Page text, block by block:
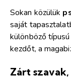
Sokan közülük
saját
különböző
kezdőt, a
Zárt